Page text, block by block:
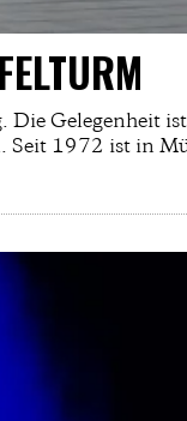
Die Gelegenheit
Seit 1972 ist in